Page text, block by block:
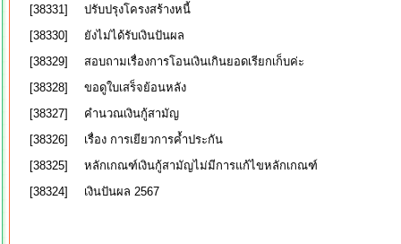
[38331]
ปรับปรุงโครงสร้างหนี้
[38330]
ยังไม่ได้รับเงินปันผล
[38329]
สอบถามเรื่องการโอนเงินเกินยอดเรียกเก็บค่ะ
[38328]
ขอดูใบเสร็จย้อนหลัง
[38327]
คำนวณเงินกู้สามัญ
[38326]
เรื่อง การเยียวการค้ำประกัน
[38325]
หลักเกณฑ์เงินกู้สามัญไม่มีการแก้ไขหลักเกณฑ์
[38324]
เงินปันผล 2567